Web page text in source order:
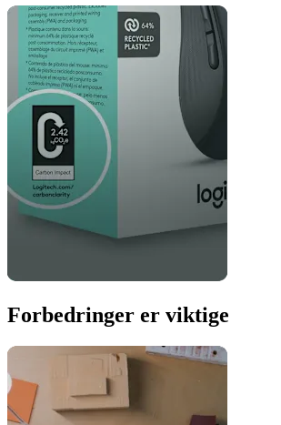
Forbedringer er viktige